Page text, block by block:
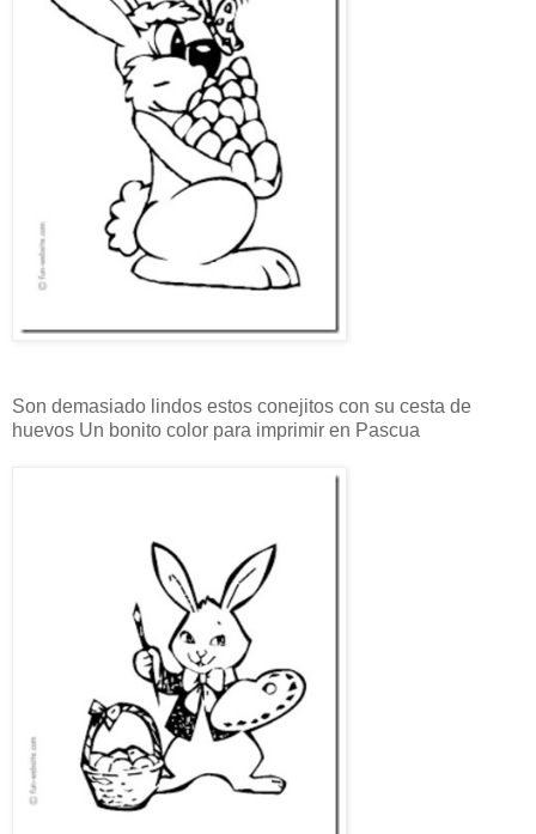
Son demasiado lindos estos conejitos con su cesta de
huevos Un bonito color para imprimir en Pascua